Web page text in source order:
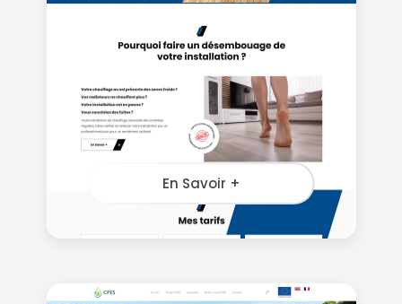
En Savoir +